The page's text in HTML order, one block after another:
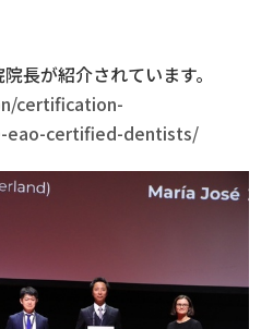
長が紹介されています。
certification-
eao-certified-dentists/